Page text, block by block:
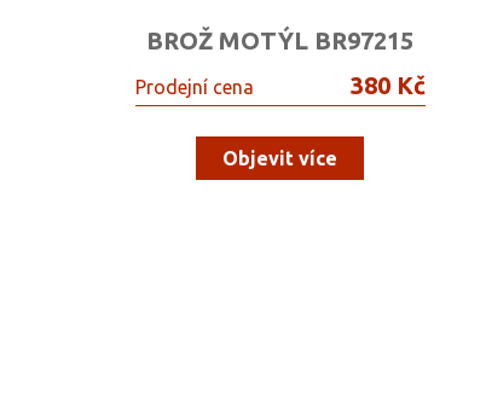
BROŽ MOTÝL BR97215
Prodejní cena 380 Kč
Objevit více